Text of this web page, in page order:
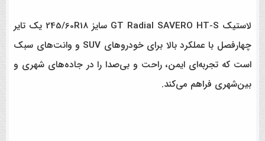
لاستیک GT Radial SAVERO HT-S سایز 245/60R18 یک تایر
چهارفصل با عملکرد بالا برای خودروهای SUV و وانت‌های سبک
است که تجربه‌ای ایمن، راحت و بی‌صدا را در جاده‌های شهری و
بین‌شهری فراهم می‌کند.